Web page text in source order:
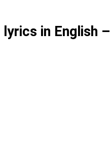
lyrics in English –